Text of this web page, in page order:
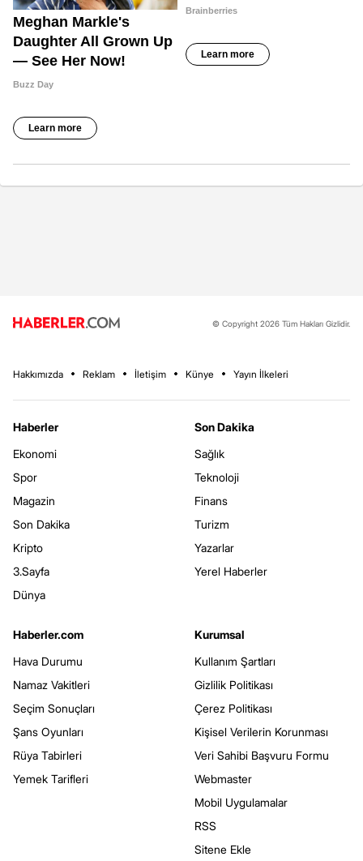
© Copyright 2026 Tüm Hakları Gizlidir.
Hakkımızda Reklam İletişim Künye Yayın İlkeleri
Haberler
Ekonomi
Spor
Magazin
Son Dakika
Kripto
3.Sayfa
Dünya
Son Dakika
Sağlık
Teknoloji
Finans
Turizm
Yazarlar
Yerel Haberler
Haberler.com
Hava Durumu
Namaz Vakitleri
Seçim Sonuçları
Şans Oyunları
Rüya Tabirleri
Yemek Tarifleri
Kurumsal
Kullanım Şartları
Gizlilik Politikası
Çerez Politikası
Kişisel Verilerin Korunması
Veri Sahibi Başvuru Formu
Webmaster
Mobil Uygulamalar
RSS
Sitene Ekle